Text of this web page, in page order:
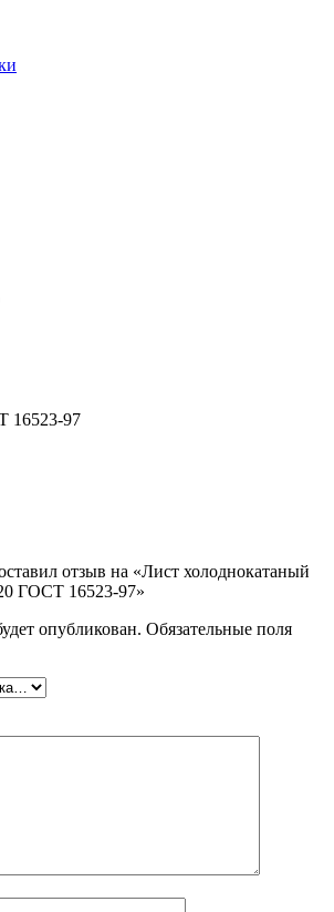
16523-97
отзыв на «Лист холоднокатаный
ГОСТ 16523-97»
опубликован. Обязательные поля